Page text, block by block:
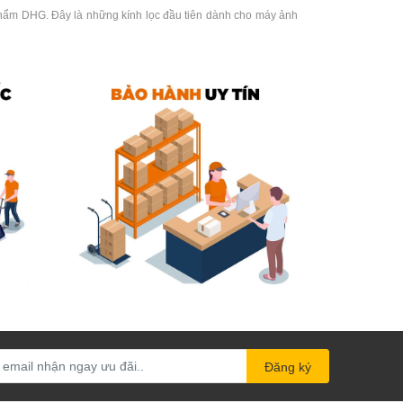
DHG. Đây là những kính lọc đầu tiên dành cho máy ảnh
ngoặt quan trọng, giúp Marumi trở thành một thương hiệu
ưu đãi hấp dẫn về kính lọc Marumi, bạn có thể tham khảo
Đăng ký